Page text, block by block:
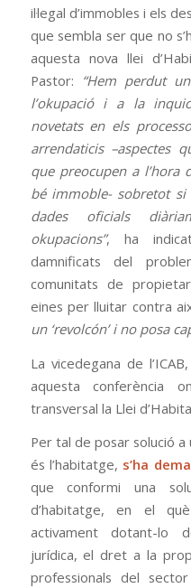
il·legal d’immobles i els
que sembla ser que no
aquesta nova llei
Pastor: “Hem perdut
l’okupació i a la
novetats en els
arrendaticis –aspectes
que preocupen a l’hora
bé immoble- sobretot si
dades oficials
okupacions”, ha
damnificats del
comunitats de
eines per lluitar contra
un ‘revolcón’ i no posa
La vicedegana de l’ICAB,
aquesta conferència
transversal la Llei
Per tal de posar solució
és l’habitatge, s’ha
que conformi una
d’habitatge, en el
activament dotant-lo
jurídica, el dret a la
professionals del